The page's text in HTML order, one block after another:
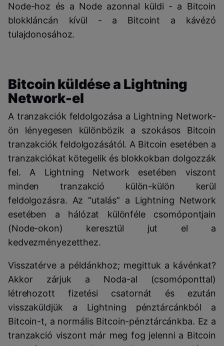
Node-hoz és a Node azonnal küldi - a Bitcoin
blokkláncán kívül - a Bitcoint a kávézó
tulajdonosához.
Bitcoin küldése a Lightning
Network-el
A tranzakciók feldolgozása a Lightning Network-
ön lényegesen különbözik a szokásos Bitcoin
tranzakciók feldolgozásától. A Bitcoin esetében a
tranzakciókat kötegelik és blokkokban dolgozzák
fel. A Lightning Network esetében viszont
minden tranzakció külön-külön kerül
feldolgozásra. Az “utalás” a Lightning Network
esetében a hálózat különféle csomópontjain
(Node-okon) keresztül jut el a
kedvezményezetthez.
Visszatérve a példánkhoz; megittuk a kávénkat?
Akkor zárjuk a Noda-al (csomóponttal)
létrehozott fizetési csatornát és ezután
visszaküldjük a Lightning pénztárcánkból a
Bitcoin-t, a normális Bitcoin-pénztárcánkba. Ez a
tranzakció viszont már meg fog jelenni a Bitcoin